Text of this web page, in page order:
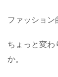
ファッション
ちょっと変わ
か。